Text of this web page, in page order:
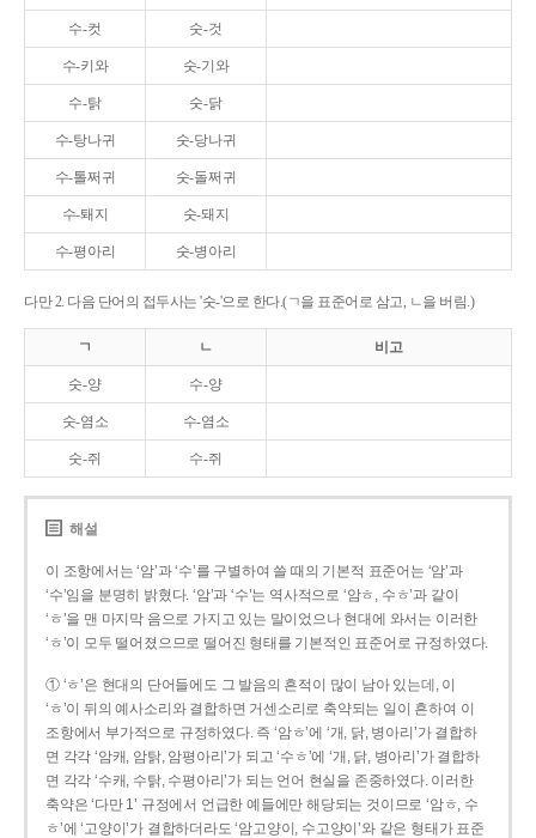
수-컷 숫-것
수-키와 숫-기와
수-탉 숫-닭
수-탕나귀 숫-당나귀
수-톨쩌귀 숫-돌쩌귀
수-퇘지 숫-돼지
수-평아리 숫-병아리
다만 2. 다음 단어의 접두사는 '숫-'으로 한다.(ㄱ을 표준어로 삼고, ㄴ을 버림.)
ㄱ ㄴ 비고
숫-양 수-양
숫-염소 수-염소
숫-쥐 수-쥐
해설
이 조항에서는 ‘암’과 ‘수’를 구별하여 쓸 때의 기본적 표준어는 ‘암’과
‘수’임을 분명히 밝혔다. ‘암’과 ‘수’는 역사적으로 ‘암ㅎ, 수ㅎ’과 같이
‘ㅎ’을 맨 마지막 음으로 가지고 있는 말이었으나 현대에 와서는 이러한
‘ㅎ’이 모두 떨어졌으므로 떨어진 형태를 기본적인 표준어로 규정하였다.
① ‘ㅎ’은 현대의 단어들에도 그 발음의 흔적이 많이 남아 있는데, 이
‘ㅎ’이 뒤의 예사소리와 결합하면 거센소리로 축약되는 일이 흔하여 이
조항에서 부가적으로 규정하였다. 즉 ‘암ㅎ’에 ‘개, 닭, 병아리’가 결합하
면 각각 ‘암캐, 암탉, 암평아리’가 되고 ‘수ㅎ’에 ‘개, 닭, 병아리’가 결합하
면 각각 ‘수캐, 수탉, 수평아리’가 되는 언어 현실을 존중하였다. 이러한
축약은 ‘다만 1’ 규정에서 언급한 예들에만 해당되는 것이므로 ‘암ㅎ, 수
ㅎ’에 ‘고양이’가 결합하더라도 ‘암고양이, 수고양이’와 같은 형태가 표준